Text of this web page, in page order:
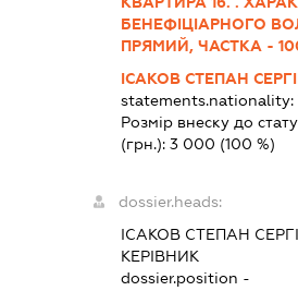
БЕНЕФІЦІАРНОГО
ПРЯМИЙ, ЧАСТКА -
ІСАКОВ СТЕПАН
statements.nationality:
Розмір внеску до
(грн.):3 000 (100 %)
dossier.heads:
ІСАКОВ СТЕПАН
КЕРІВНИК
dossier.position -